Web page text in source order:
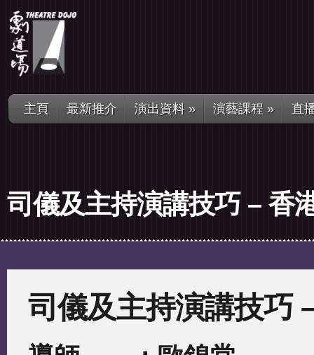
主頁 最新推介 演出資料» 演藝課程 » 直
司儀及主持演講技巧 – 香
司儀及主持演講技巧